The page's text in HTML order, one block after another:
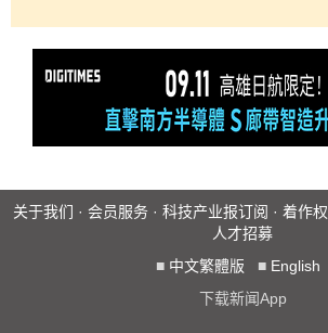
关于我们 · 会员服务 · 科技产业报订阅 · 着作权
人才招募
■ 中文繁體版 ■ English
下载新闻App